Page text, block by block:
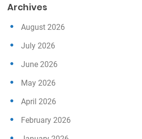
Archives
August 2026
July 2026
June 2026
May 2026
April 2026
February 2026